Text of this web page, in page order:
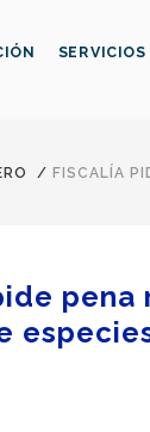
SERVICIOS
/ FISCALÍA